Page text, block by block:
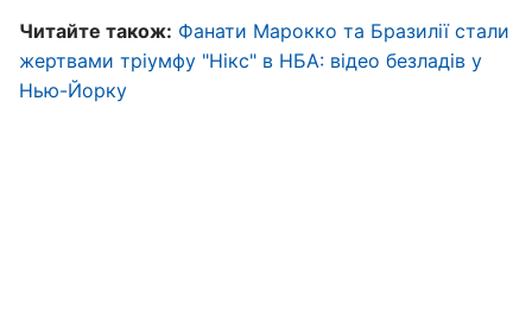
Читайте також: Фанати Марокко та Бразилії стали
жертвами тріумфу "Нікс" в НБА: відео безладів у
Нью-Йорку